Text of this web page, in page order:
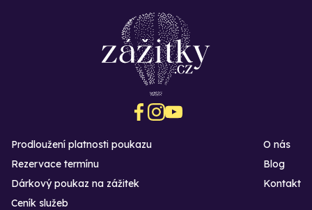
Prodloužení platnosti poukazu
Rezervace termínu
Dárkový poukaz na zážitek
O nás
Blog
Kontakt
Ceník služeb